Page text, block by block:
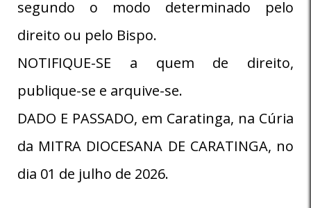
segundo o modo determinado pelo
direito ou pelo Bispo.
NOTIFIQUE-SE a quem de direito,
publique-se e arquive-se.
DADO E PASSADO, em Caratinga, na Cúria
da MITRA DIOCESANA DE CARATINGA, no
dia 01 de julho de 2026.